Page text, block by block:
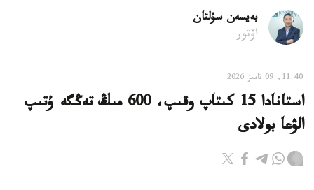
بەيسەن سۇلتان
اۆتور
11:40, 09 تامىز 2026
استانادا 15 كىتاپ وقىپ، 600 مىڭ تەڭگە ۇتىپ
الۋعا بولادى